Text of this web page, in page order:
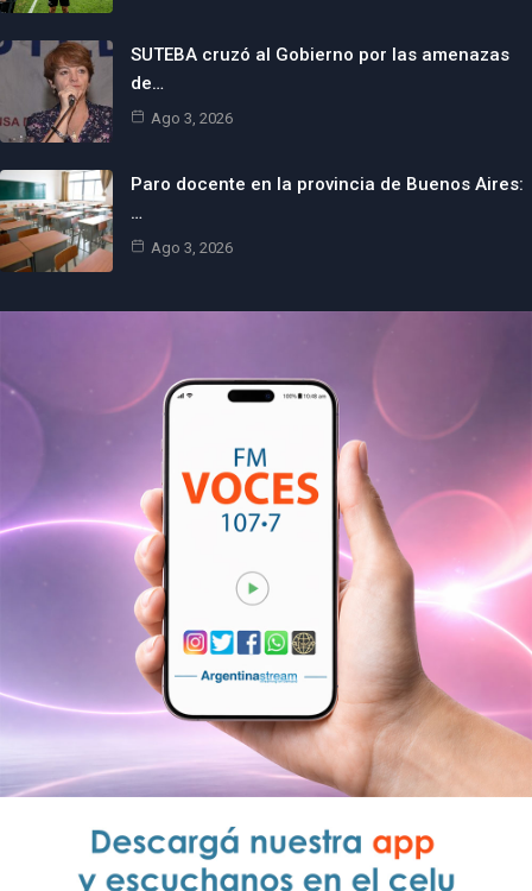
SUTEBA cruzó al Gobierno por las amenazas
de…
Ago 3, 2026
Paro docente en la provincia de Buenos Aires:
…
Ago 3, 2026